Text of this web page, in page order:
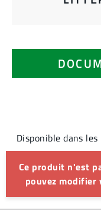
Disponible dans
Ce produit n'est
pouvez modifier